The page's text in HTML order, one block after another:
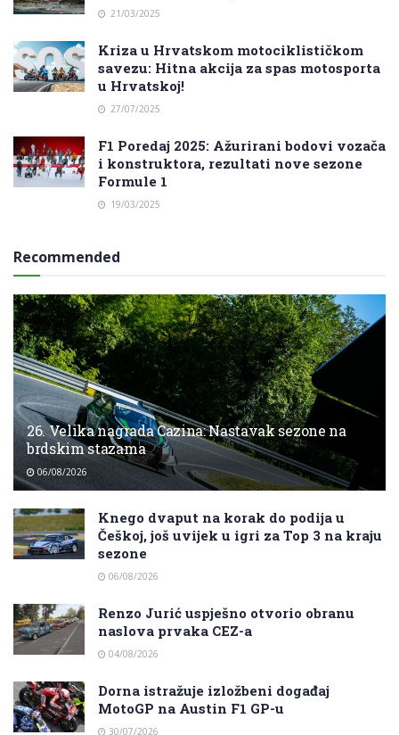
21/03/2025
Kriza u Hrvatskom motociklističkom
savezu: Hitna akcija za spas motosporta
u Hrvatskoj!
27/07/2025
F1 Poredaj 2025: Ažurirani bodovi vozača
i konstruktora, rezultati nove sezone
Formule 1
19/03/2025
Recommended
26. Velika nagrada Cazina: Nastavak sezone na
brdskim stazama
06/08/2026
Knego dvaput na korak do podija u
Češkoj, još uvijek u igri za Top 3 na kraju
sezone
06/08/2026
Renzo Jurić uspješno otvorio obranu
naslova prvaka CEZ-a
04/08/2026
Dorna istražuje izložbeni događaj
MotoGP na Austin F1 GP-u
30/07/2026